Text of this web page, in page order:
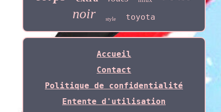
noir style toyota
Accueil
Contact
Politique de confidentialité
Entente d'utilisation